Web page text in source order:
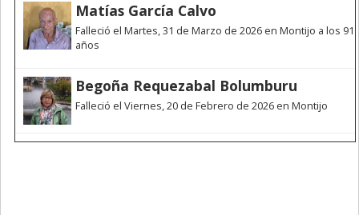
Matías García Calvo
Falleció el Martes, 31 de Marzo de 2026 en Montijo a los 91
años
Begoña Requezabal Bolumburu
Falleció el Viernes, 20 de Febrero de 2026 en Montijo